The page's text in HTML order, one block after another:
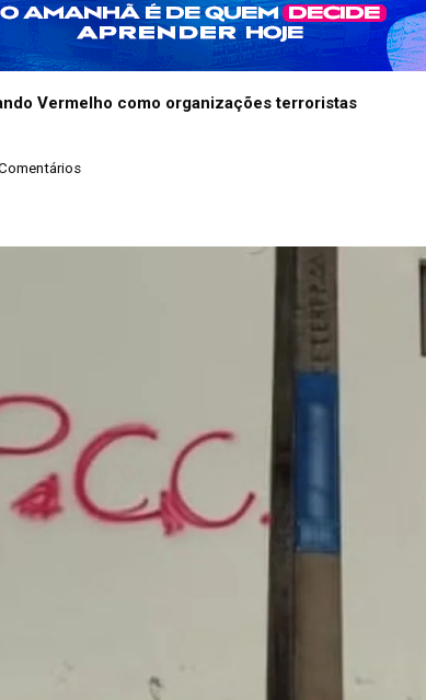
Vermelho como organizações terroristas